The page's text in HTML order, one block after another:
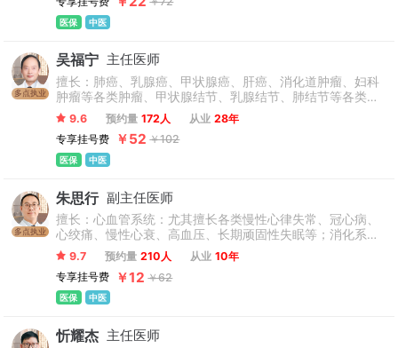
胃疾病，并善于运用膏方调治各种虚证。
医保 中医
多点执业
吴福宁 主任医师
擅长：肺癌、乳腺癌、甲状腺癌、肝癌、消化道肿瘤、妇科
肿瘤等各类肿瘤、甲状腺结节、乳腺结节、肺结节等各类结
节、慢性荨麻疹、湿疹、肝病、睡眠障碍、耳鸣、脑鸣、眩
晕症、脾胃病、慢性呼吸系统疾病(慢性阻塞性肺病、支气管
炎、间质性肺病)、慢性鼻炎、心脑血管系统疾病(中风后遗
症、慢性心功能不全)、妇科疾病(月经不调、痛经、慢性盆
等方面面中医治疗以及亚健康和偏颇体质膏方调理。
9.6 预约量 172人 从业 28年
专享挂号费
￥52 ￥102
医保 中医
多点执业
朱思行 副主任医师
擅长：心血管系统：尤其擅长各类慢性心律失常、冠心病、
心绞痛、慢性心衰、高血压、长期顽固性失眠等；消化系
统：慢性胃炎、便秘、泄泻等；疲劳、焦虑、口干口苦、自
汗盗汗等亚健康状态中医药调治。
9.7 预约量 210人 从业 10年
专享挂号费
￥12 ￥62
医保 中医
忻耀杰 主任医师